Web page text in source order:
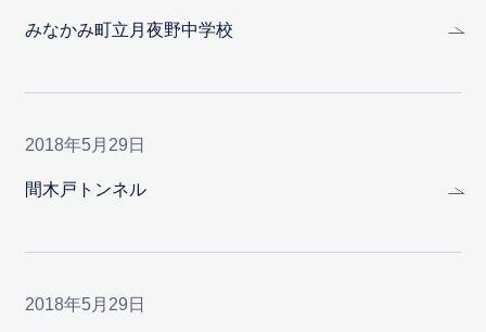
みなかみ町立月夜野中学校
2018年5月29日
間木戸トンネル
2018年5月29日